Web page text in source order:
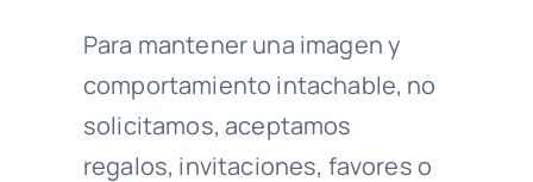
Para mantener una imagen y
comportamiento intachable, no
solicitamos, aceptamos
regalos, invitaciones, favores o